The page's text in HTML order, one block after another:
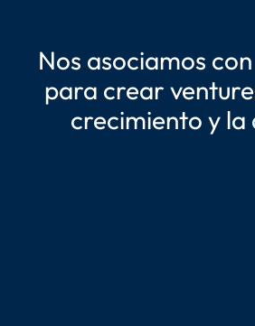
Nos asociamos
para crear
crecimiento y la